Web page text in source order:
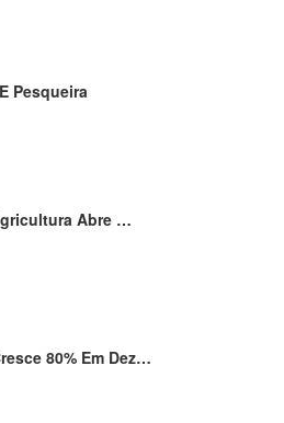
Pesqueira
Abre …
80% Em Dez…